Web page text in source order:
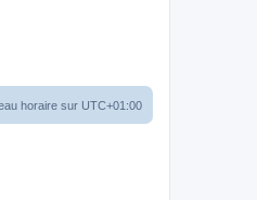
horaire sur UTC+01:00